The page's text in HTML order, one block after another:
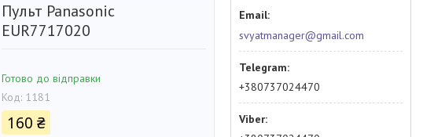
Пульт Panasonic
EUR7717020
Готово до відправки
Код: 1181
160 ₴
svyatmanager@gmail.com
+380737024470